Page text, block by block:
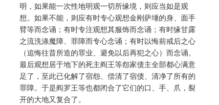
明，如果能一次性地明观一切所缘境，则应当如是观
想。如果不能，则应有时专心观想金刚萨埵的身、面手
臂等而念诵；有时专注观想其服饰而念诵；有时缘甘露
之流洗涤魔障、罪障而专心念诵；有时以悔前戒后之心
（追悔往昔所造的罪业、避免以后再犯之心）而念诵。
最后观想居于地下的死主阎王等怨家债主全部都心满意
足了，至此已化解了宿怨、偿清了宿债、清净了所有的
罪障。于是阎罗王等也都闭合了它们的口、手、爪，裂
开的大地又复合了。